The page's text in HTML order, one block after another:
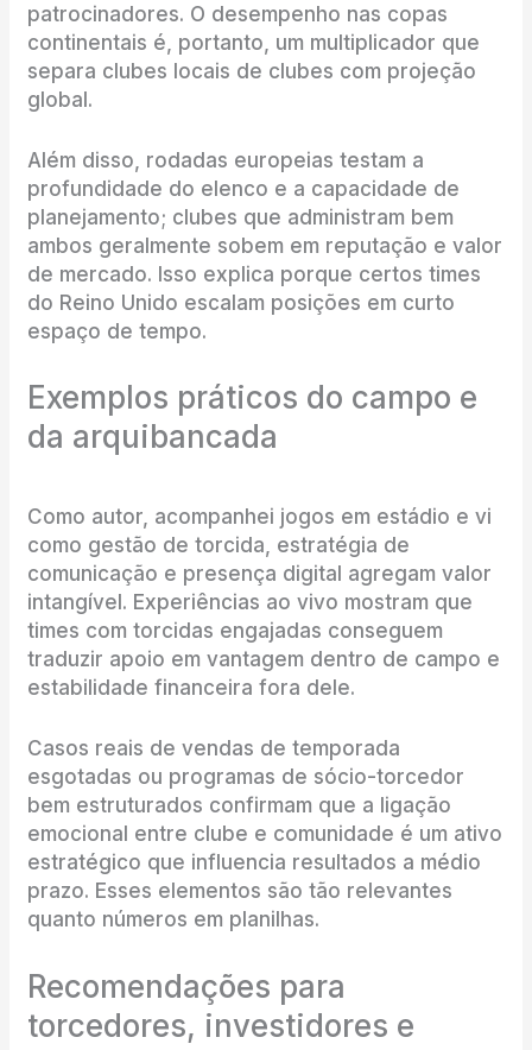
patrocinadores. O desempenho nas copas
continentais é, portanto, um multiplicador que
separa clubes locais de clubes com projeção
global.
Além disso, rodadas europeias testam a
profundidade do elenco e a capacidade de
planejamento; clubes que administram bem
ambos geralmente sobem em reputação e valor
de mercado. Isso explica porque certos times
do Reino Unido escalam posições em curto
espaço de tempo.
Exemplos práticos do campo e
da arquibancada
Como autor, acompanhei jogos em estádio e vi
como gestão de torcida, estratégia de
comunicação e presença digital agregam valor
intangível. Experiências ao vivo mostram que
times com torcidas engajadas conseguem
traduzir apoio em vantagem dentro de campo e
estabilidade financeira fora dele.
Casos reais de vendas de temporada
esgotadas ou programas de sócio-torcedor
bem estruturados confirmam que a ligação
emocional entre clube e comunidade é um ativo
estratégico que influencia resultados a médio
prazo. Esses elementos são tão relevantes
quanto números em planilhas.
Recomendações para
torcedores, investidores e